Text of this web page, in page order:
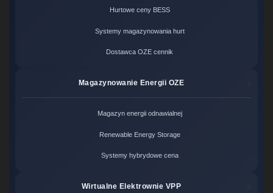
Hurtowe ceny BESS
Systemy magazynowania hurt
Dostawca OZE cennik
Magazynowanie Energii OZE
Magazyn energii odnawialnej
Renewable Energy Storage
Systemy hybrydowe cena
Wirtualne Elektrownie VPP